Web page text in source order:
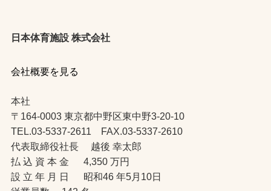
日本体育施設 株式会社
会社概要を見る
本社
〒164-0003 東京都中野区東中野3-20-10
TEL.03-5337-2611 FAX.03-5337-2610
代表取締役社長 越後 幸太郎
払 込 資 本 金 4,350 万円
設 立 年 月 日 昭和46 年5月10日